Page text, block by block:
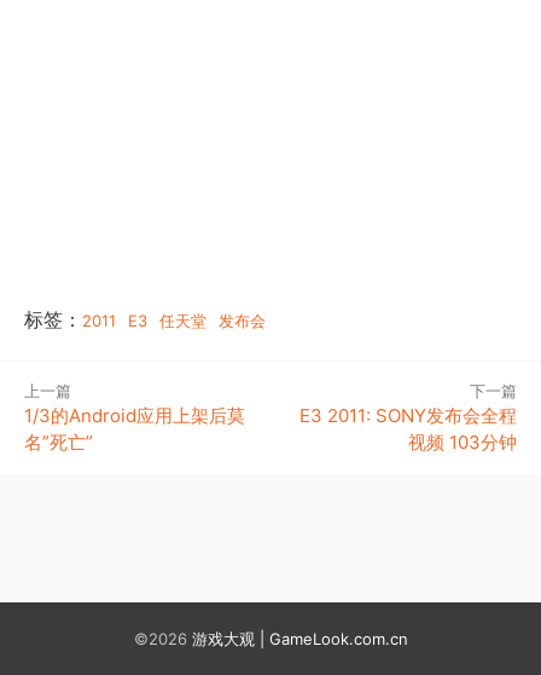
标签： 2011 E3 任天堂 发布会
上一篇
1/3的Android应用上架后莫
名”死亡”
下一篇
E3 2011: SONY发布会全程
视频 103分钟
©2026 游戏大观 | GameLook.com.cn